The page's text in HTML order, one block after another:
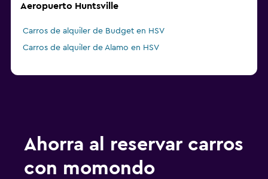
Aeropuerto Huntsville
Carros de alquiler de Budget en HSV
Carros de alquiler de Alamo en HSV
Ahorra al reservar carros
con momondo